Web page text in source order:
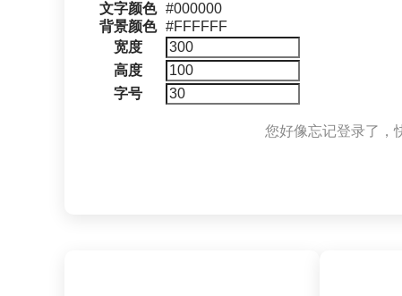
文字颜色 #000000
背景颜色 #FFFFFF
宽度
高度
字号
您好像忘记登录了，